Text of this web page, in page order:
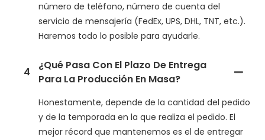
número de teléfono, número de cuenta del
servicio de mensajería (FedEx, UPS, DHL, TNT, etc.).
Haremos todo lo posible para ayudarle.
4
¿Qué Pasa Con El Plazo De Entrega
Para La Producción En Masa?
Honestamente, depende de la cantidad del pedido
y de la temporada en la que realiza el pedido. El
mejor récord que mantenemos es el de entregar